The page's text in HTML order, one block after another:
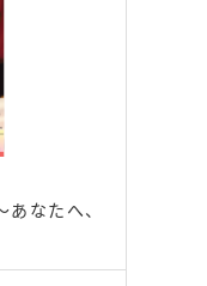
なたへ、